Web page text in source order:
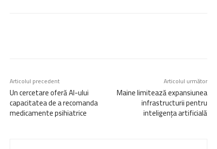
Articolul precedent
Un cercetare oferă AI-ului
capacitatea de a recomanda
medicamente psihiatrice
Articolul următor
Maine limitează expansiunea
infrastructurii pentru
inteligența artificială